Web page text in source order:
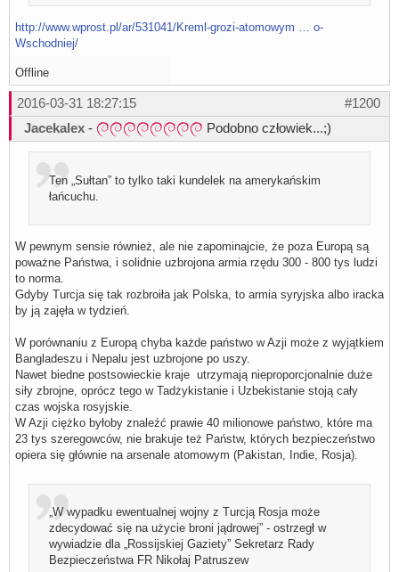
http://www.wprost.pl/ar/531041/Kreml-grozi-atomowym … o-
Wschodniej/
Offline
#1200
2016-03-31 18:27:15
Jacekalex - Podobno człowiek...;)
Ten „Sułtan” to tylko taki kundelek na amerykańskim
łańcuchu.
W pewnym sensie również, ale nie zapominajcie, że poza Europą są
poważne Państwa, i solidnie uzbrojona armia rzędu 300 - 800 tys ludzi
to norma.
Gdyby Turcja się tak rozbroiła jak Polska, to armia syryjska albo iracka
by ją zajęła w tydzień.
W porównaniu z Europą chyba każde państwo w Azji może z wyjątkiem
Bangladeszu i Nepalu jest uzbrojone po uszy.
Nawet biedne postsowieckie kraje utrzymają nieproporcjonalnie duże
siły zbrojne, oprócz tego w Tadżykistanie i Uzbekistanie stoją cały
czas wojska rosyjskie.
W Azji ciężko byłoby znaleźć prawie 40 milionowe państwo, które ma
23 tys szeregowców, nie brakuje też Państw, których bezpieczeństwo
opiera się głównie na arsenale atomowym (Pakistan, Indie, Rosja).
„W wypadku ewentualnej wojny z Turcją Rosja może
zdecydować się na użycie broni jądrowej” - ostrzegł w
wywiadzie dla „Rossijskiej Gaziety” Sekretarz Rady
Bezpieczeństwa FR Nikołaj Patruszew